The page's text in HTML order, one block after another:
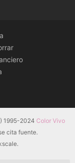
1995-2024 Color Vivo
cita fuente.